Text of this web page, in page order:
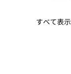
すべて表示